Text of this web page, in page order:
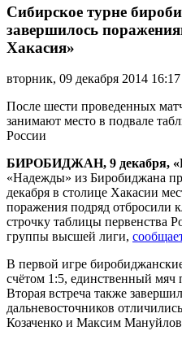
турне
биробиджанской
«Надежды»
завершилось
от
«Саяны-
Хакасия»
Сибирское турне
завершилось
Хакасия»
вторник, 09 декабря 2014 16:17
После шести проведенных
занимают место в подвале
России
БИРОБИДЖАН, 9 декабря,
«Надежды» из Биробиджана
декабря в столице Хакасии
поражения подряд отбросили
строчку таблицы первенства
группы высшей лиги,
В первой игре
счётом 1:5, единственный
Вторая встреча также
дальневосточников
Козаченко и Максим